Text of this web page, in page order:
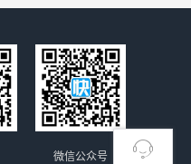
微信公众号